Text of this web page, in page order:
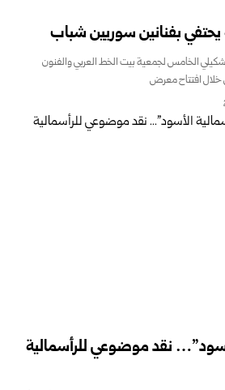
يحتفي بفنانين سوريين شباب
الخامس لجمعية بيت الخط العربي والفنون
خلال افتتاح معرض
نقد موضوعي للرأسمالية